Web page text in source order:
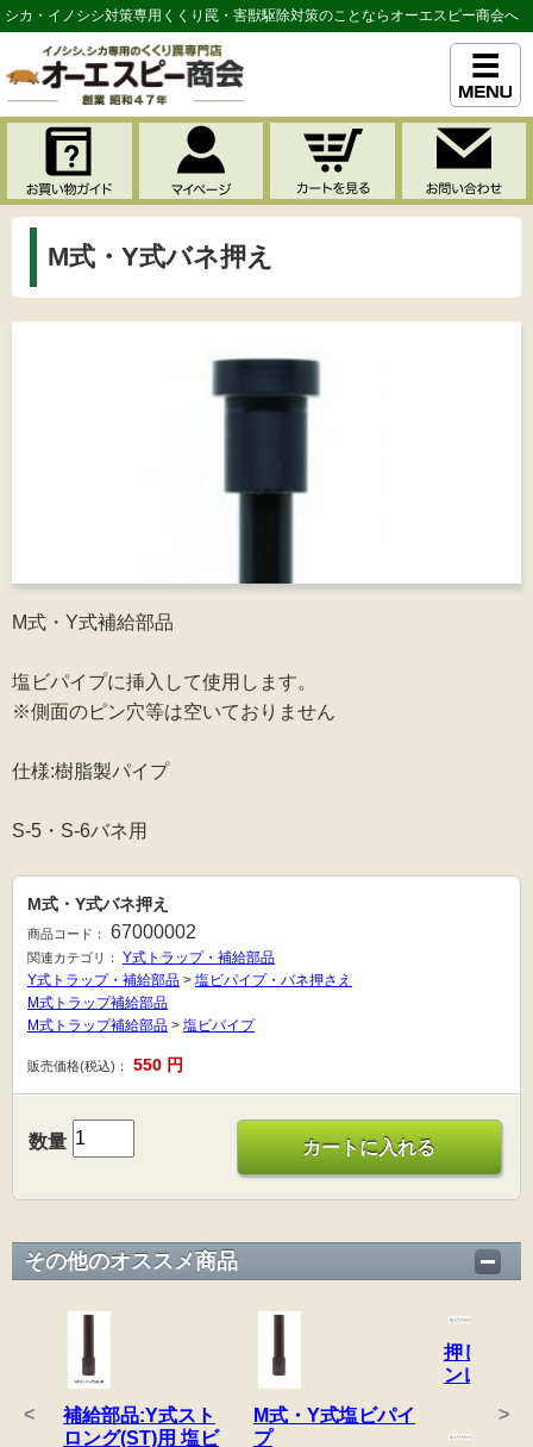
シカ・イノシシ対策専用くくり罠・害獣駆除対策のことならオーエスピー商会へ
M式・Y式バネ押え
M式・Y式補給部品
塩ビパイプに挿入して使用します。
※側面のピン穴等は空いておりません
仕様:樹脂製パイプ
S-5・S-6バネ用
M式・Y式バネ押え
商品コード： 67000002
関連カテゴリ：
Y式トラップ・補給部品
Y式トラップ・補給部品 > 塩ビパイプ・バネ押さえ
M式トラップ補給部品
M式トラップ補給部品 > 塩ビパイプ
販売価格(税込)： 550 円
数量 カートに入れる
その他のオススメ商品
補給部品:Y式スト
ロング(ST)用 塩ビ
M式・Y式塩ビパイ
プ
押しバネ
ンレス)
< >